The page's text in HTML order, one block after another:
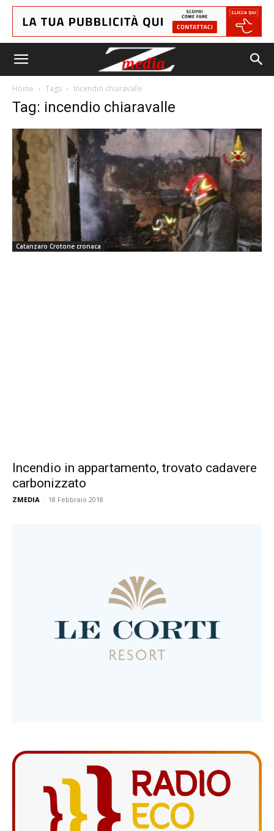
Home Tags Incendio chiaravalle
Tag: incendio chiaravalle
Catanzaro Crotone cronaca
Incendio in appartamento, trovato cadavere
carbonizzato
ZMEDIA - 18 Febbraio 2018